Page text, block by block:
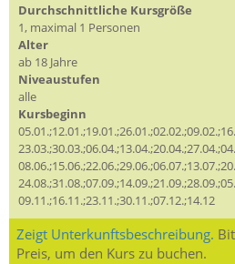
Durchschnittliche Kursgröße
1, maximal 1 Personen
Alter
ab 18 Jahre
Niveaustufen
alle
Kursbeginn
09.11.;16.11.;23.11.;30.11.;07.12.;14.12
Zeigt Unterkunftsbeschreibung.
Preis, um den Kurs zu buchen.